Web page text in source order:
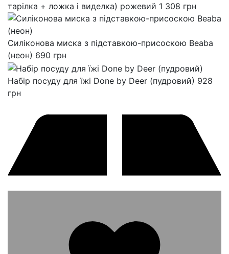
тарілка + ложка і виделка) рожевий 1 308 грн
Силіконова миска з підставкою-присоскою Beaba
(неон) 690 грн
Набір посуду для їжі Done by Deer (пудровий) 928
грн